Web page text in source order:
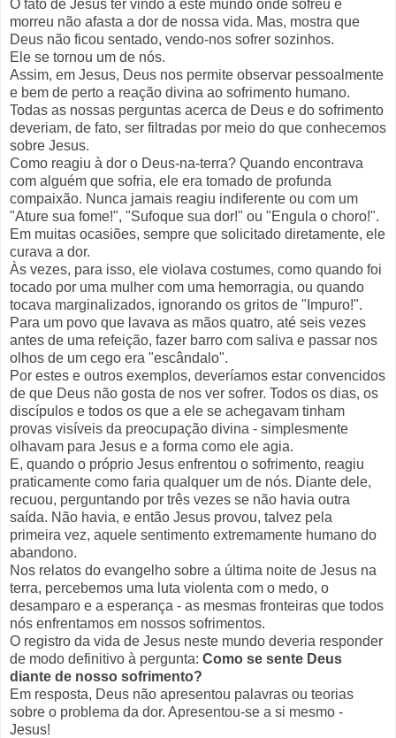
O fato de Jesus ter vindo a este mundo onde sofreu e
morreu não afasta a dor de nossa vida. Mas, mostra que
Deus não ficou sentado, vendo-nos sofrer sozinhos.
Ele se tornou um de nós.
Assim, em Jesus, Deus nos permite observar pessoalmente
e bem de perto a reação divina ao sofrimento humano.
Todas as nossas perguntas acerca de Deus e do sofrimento
deveriam, de fato, ser filtradas por meio do que conhecemos
sobre Jesus.
Como reagiu à dor o Deus-na-terra? Quando encontrava
com alguém que sofria, ele era tomado de profunda
compaixão. Nunca jamais reagiu indiferente ou com um
"Ature sua fome!", "Sufoque sua dor!" ou "Engula o choro!".
Em muitas ocasiões, sempre que solicitado diretamente, ele
curava a dor.
Às vezes, para isso, ele violava costumes, como quando foi
tocado por uma mulher com uma hemorragia, ou quando
tocava marginalizados, ignorando os gritos de "Impuro!".
Para um povo que lavava as mãos quatro, até seis vezes
antes de uma refeição, fazer barro com saliva e passar nos
olhos de um cego era "escândalo".
Por estes e outros exemplos, deveríamos estar convencidos
de que Deus não gosta de nos ver sofrer. Todos os dias, os
discípulos e todos os que a ele se achegavam tinham
provas visíveis da preocupação divina - simplesmente
olhavam para Jesus e a forma como ele agia.
E, quando o próprio Jesus enfrentou o sofrimento, reagiu
praticamente como faria qualquer um de nós. Diante dele,
recuou, perguntando por três vezes se não havia outra
saída. Não havia, e então Jesus provou, talvez pela
primeira vez, aquele sentimento extremamente humano do
abandono.
Nos relatos do evangelho sobre a última noite de Jesus na
terra, percebemos uma luta violenta com o medo, o
desamparo e a esperança - as mesmas fronteiras que todos
nós enfrentamos em nossos sofrimentos.
O registro da vida de Jesus neste mundo deveria responder
de modo definitivo à pergunta: Como se sente Deus
diante de nosso sofrimento?
Em resposta, Deus não apresentou palavras ou teorias
sobre o problema da dor. Apresentou-se a si mesmo -
Jesus!